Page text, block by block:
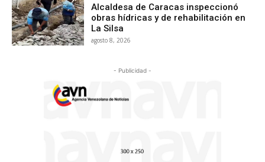
Alcaldesa de Caracas inspeccionó
obras hídricas y de rehabilitación en
La Silsa
agosto 8, 2026
- Publicidad -